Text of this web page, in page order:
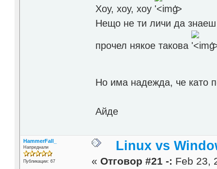
Хоу, хоу, хоу
'>
Нещо не ти личи да знаеш
прочел някое такова
Но има надежда, че като
Айде
HammerFall_
Напреднали
Публикации: 67
Linux vs
« Отговор #21 -: Feb 23,